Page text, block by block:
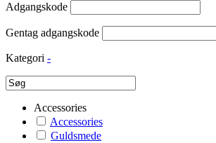
Adgangskode
Gentag adgangskode
Kategori -
Accessories
Accessories
Guldsmede